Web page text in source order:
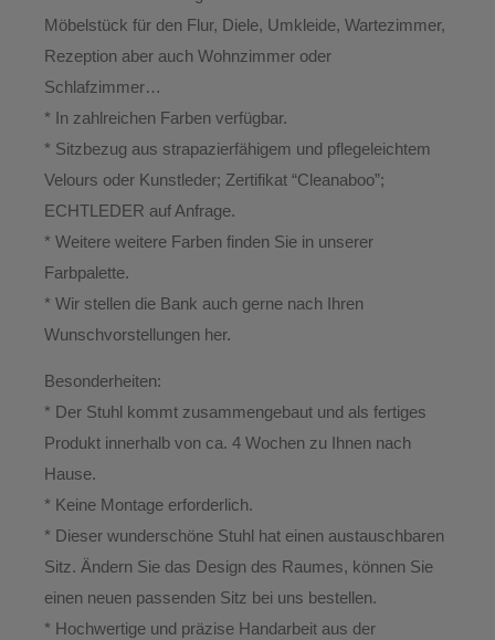
Möbelstück für den Flur, Diele, Umkleide, Wartezimmer,
Rezeption aber auch Wohnzimmer oder
Schlafzimmer…
* In zahlreichen Farben verfügbar.
* Sitzbezug aus strapazierfähigem und pflegeleichtem
Velours oder Kunstleder; Zertifikat “Cleanaboo”;
ECHTLEDER auf Anfrage.
* Weitere weitere Farben finden Sie in unserer
Farbpalette.
* Wir stellen die Bank auch gerne nach Ihren
Wunschvorstellungen her.
Besonderheiten:
* Der Stuhl kommt zusammengebaut und als fertiges
Produkt innerhalb von ca. 4 Wochen zu Ihnen nach
Hause.
* Keine Montage erforderlich.
* Dieser wunderschöne Stuhl hat einen austauschbaren
Sitz. Ändern Sie das Design des Raumes, können Sie
einen neuen passenden Sitz bei uns bestellen.
* Hochwertige und präzise Handarbeit aus der